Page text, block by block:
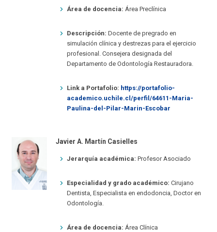
Área de docencia: Área Preclínica
Descripción: Docente de pregrado en
simulación clínica y destrezas para el ejercicio
profesional. Consejera designada del
Departamento de Odontología Restauradora.
Link a Portafolio: https://portafolio-
academico.uchile.cl/perfil/64611-Maria-
Paulina-del-Pilar-Marin-Escobar
Javier A. Martín Casielles
Jerarquía académica: Profesor Asociado
Especialidad y grado académico: Cirujano
Dentista, Especialista en endodoncia, Doctor en
Odontología.
Área de docencia: Área Clínica